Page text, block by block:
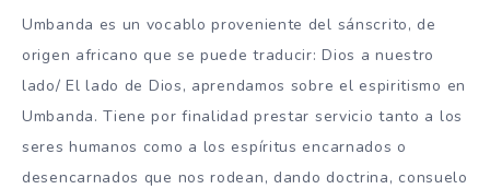
Umbanda es un vocablo proveniente del sánscrito, de
origen africano que se puede traducir: Dios a nuestro
lado/ El lado de Dios, aprendamos sobre el espiritismo en
Umbanda. Tiene por finalidad prestar servicio tanto a los
seres humanos como a los espíritus encarnados o
desencarnados que nos rodean, dando doctrina, consuelo